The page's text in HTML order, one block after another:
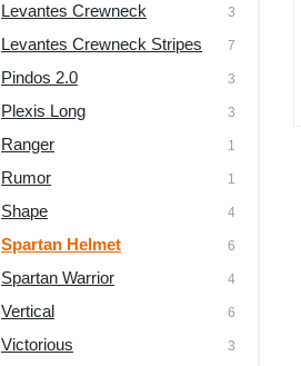
Levantes Crewneck 3
Levantes Crewneck Stripes 7
Pindos 2.0 3
Plexis Long 3
Ranger 1
Rumor 1
Shape 4
Spartan Helmet 6
Spartan Warrior 4
Vertical 6
Victorious 3